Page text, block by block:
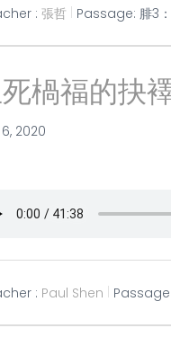
: 張哲 Passage: 腓3：
楇福的抉
2020
: Paul Shen Passage: